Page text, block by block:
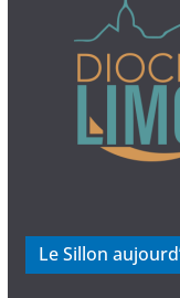
Le Sillon